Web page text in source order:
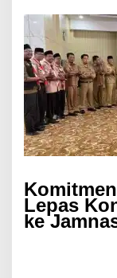
Lepas
ke